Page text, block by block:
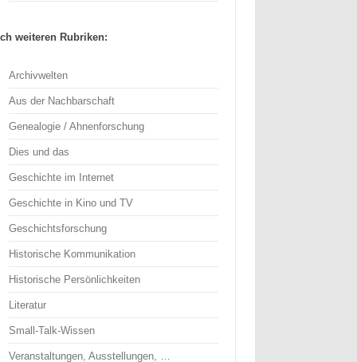
weiteren Rubriken:
Archivwelten
Aus der Nachbarschaft
Genealogie / Ahnenforschung
Dies und das
Geschichte im Internet
Geschichte in Kino und TV
Geschichtsforschung
Historische Kommunikation
Historische Persönlichkeiten
Literatur
Small-Talk-Wissen
Veranstaltungen, Ausstellungen, …